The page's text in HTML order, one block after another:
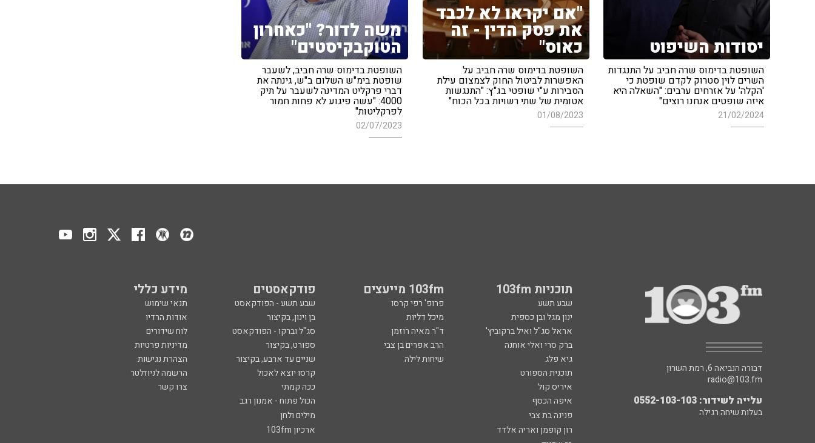
יסודות השיפוט
השופטת בדימוס שרה חביב על התנגדות
השרים לוין סטרוק לקדם שופטת כי
'הקלה' על אזרחים ערבים: "השאלה היא
איזה שופטים אנחנו רוצים"
21/02/2024
"אם יקראו לא לכבד
את פסק הדין - זה
כאוס"
השופטת בדימוס שרה חביב על
האפשרות לביטול החוק לצמצום עילת
הסבירות ע"י שופטי בג"ץ: "התנגשות
אטומית של שתי רשויות בכל הכוח"
01/08/2023
משה לדור? "כאחרון
הטוקבקיסטים"
השופטת בדימוס שרה חביב, לשעבר
שופטת בימ"ש השלום ב"ש, גינתה את
דברי פרקליט המדינה לשעבר על תיק
4000: "עשה פיגוע לא פחות חמור
לפרקליטות"
02/07/2023
תוכניות 103fm 103fm מייעצים פודקאסטים מידע כללי
שבע תשע פרופ' רפי קרסו שבע תשע - הפודקאסט
תנאי שימוש
ינון מגל ובן כספית
מיכל דליות בן וינון, בקיצור
אודות הרדיו
אראל סג"ל ואיל ברקוביץ'
ד"ר מאיה רוזמן סג"ל וברקו - הפודקאסט
לוח שידורים
ברק סרי ואלי אוחנה
הרב אפרים בן צבי ספורט, בקיצור
מדיניות פרטיות
גיא פלג
שיחות לילה שניים עד ארבע, בקיצור
הצהרת נגישות
תוכנית הספורט
קרסו יוצא לאכול
הרשמה לניוזלטר
איריס קול
ככה קמתי
צרו קשר
איפה הכסף
הכול פתוח - אמנון רגב
פנינה בת צבי
מילים ולחן
רון קופמן ואריה אלדד
ארכיון 103fm
דבורה הנביאה 6, רמת השרון
radio@103.fm
עלייה לשידור: 0552-103-103
בעלות שיחה רגילה